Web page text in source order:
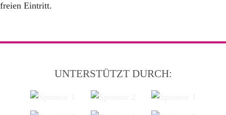
freien Eintritt.
UNTERSTÜTZT DURCH: